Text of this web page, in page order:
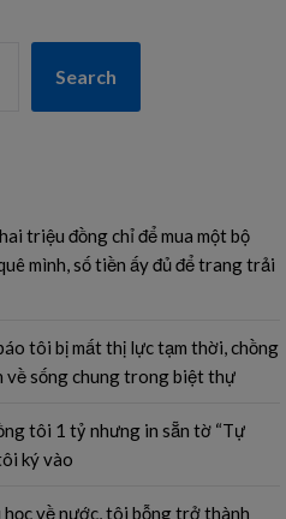
Search
triệu đồng chỉ để mua một bộ
mình, số tiền ấy đủ để trang trải
tôi bị mất thị lực tạm thời, chồng
về sống chung trong biệt thự
tôi 1 tỷ nhưng in sẵn tờ “Tự
ký vào
học về nước, tôi bỗng trở thành